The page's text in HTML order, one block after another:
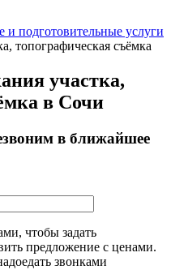
и подготовительные услуги
топографическая съёмка
участка,
в Сочи
в ближайшее
чтобы задать
предложение с ценами.
звонками